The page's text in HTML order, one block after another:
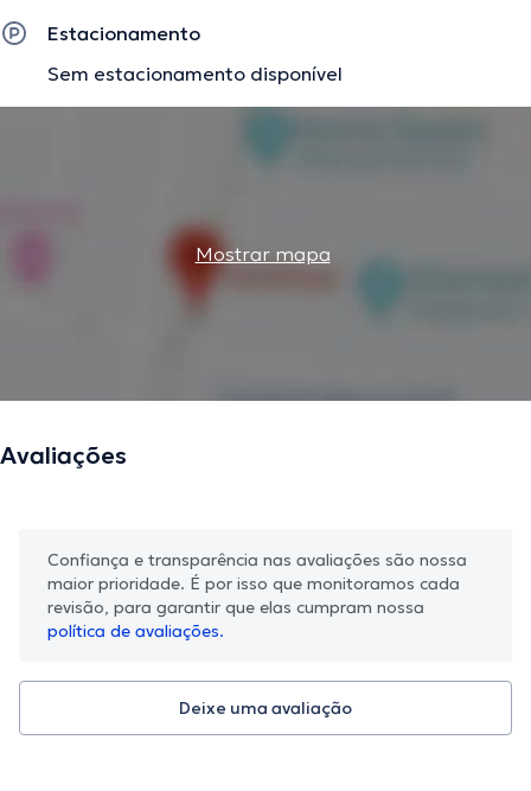
A descrição foi editada pela equipe do doctoranytime, baseada em
informações verificadas.
Estacionamento
Sem estacionamento disponível
Mostrar mapa
Avaliações
Confiança e transparência nas avaliações são nossa
maior prioridade. É por isso que monitoramos cada
revisão, para garantir que elas cumpram nossa
política de avaliações.
Deixe uma avaliação